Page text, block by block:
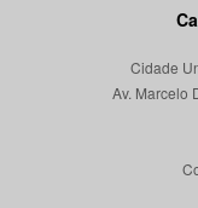
Cidade
Av. Marcelo